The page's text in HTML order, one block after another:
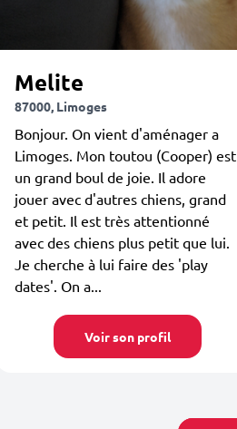
Melite
87000, Limoges
Bonjour. On vient d'aménager a
Limoges. Mon toutou (Cooper) est
un grand boul de joie. Il adore
jouer avec d'autres chiens, grand
et petit. Il est très attentionné
avec des chiens plus petit que lui.
Je cherche à lui faire des 'play
dates'. On a...
Voir son profil